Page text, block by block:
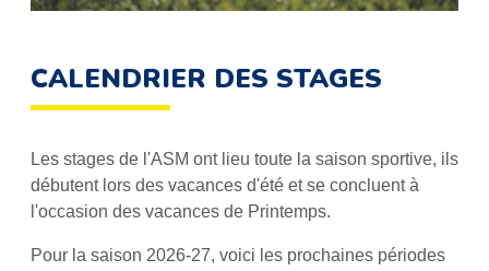
CALENDRIER DES STAGES
Les stages de l'ASM ont lieu toute la saison sportive, ils
débutent lors des vacances d'été et se concluent à
l'occasion des vacances de Printemps.
Pour la saison 2026-27, voici les prochaines périodes